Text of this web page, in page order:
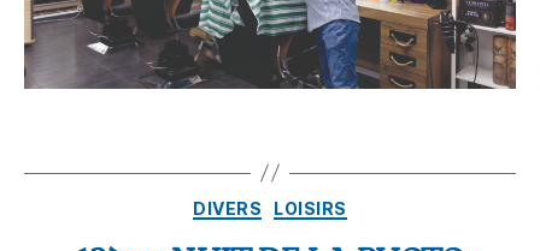
DIVERS LOISIRS